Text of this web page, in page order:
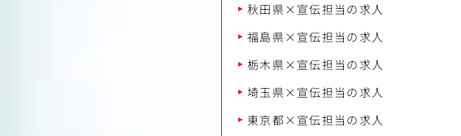
秋田県×宣伝担当の求人
福島県×宣伝担当の求人
栃木県×宣伝担当の求人
埼玉県×宣伝担当の求人
東京都×宣伝担当の求人